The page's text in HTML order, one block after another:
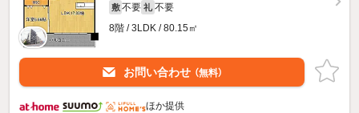
敷 不要 礼 不要
8階 / 3LDK / 80.15㎡
お問い合わせ （無料）
ほか提供